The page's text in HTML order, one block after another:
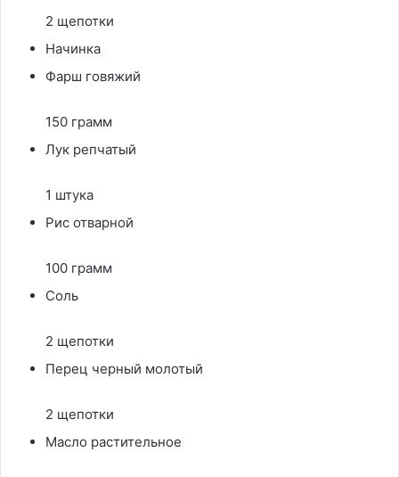
2 щепотки
Начинка
Фарш говяжий
150 грамм
Лук репчатый
1 штука
Рис отварной
100 грамм
Соль
2 щепотки
Перец черный молотый
2 щепотки
Масло растительное